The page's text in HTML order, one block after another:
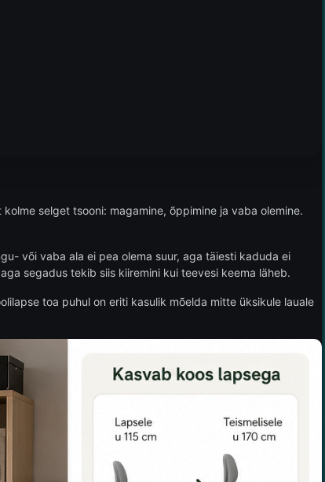
selget tsooni: magamine, õppimine ja vaba olemine.
või vaba ala ei pea olema suur, aga täiesti kaduda ei
segadus tekib siis kiiremini kui teevesi keema läheb.
toa puhul on eriti kasulik mõelda mitte üksikule lauale